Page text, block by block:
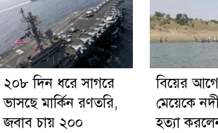
২০৮ দিন ধরে সাগরে
ভাসছে মার্কিন রণতরি,
জবাব চায় ২০০
বিয়ের
মেয়েকে
হত্যা